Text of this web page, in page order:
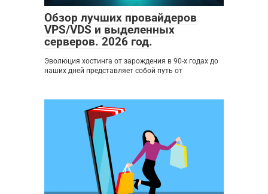
Обзор лучших провайдеров
VPS/VDS и выделенных
серверов. 2026 год.
Эволюция хостинга от зарождения в 90-х годах до
наших дней представляет собой путь от